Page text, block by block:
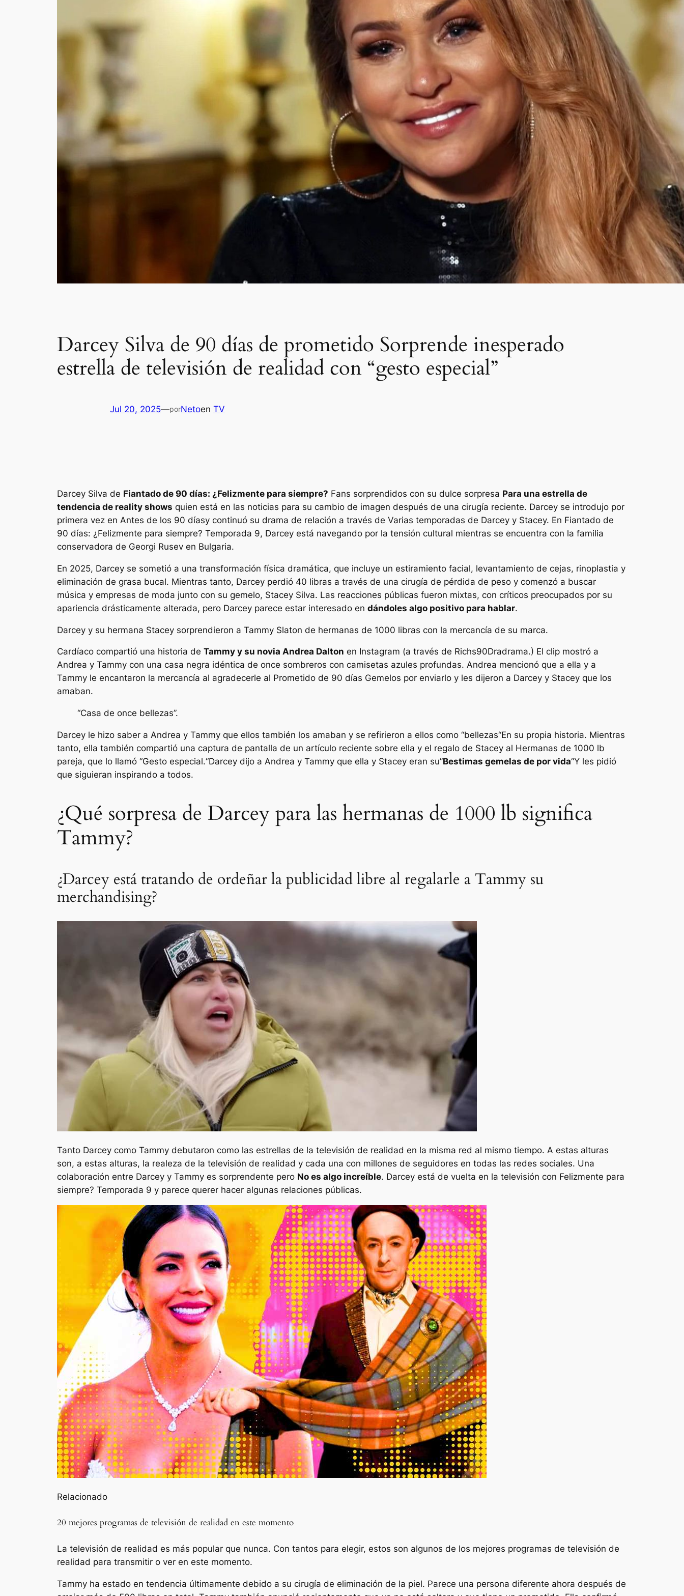
Darcey Silva de 90 días de prometido Sorprende inesperado
estrella de televisión de realidad con “gesto especial”
Jul 20, 2025—porNetoen TV
Darcey Silva de Fiantado de 90 días: ¿Felizmente para siempre? Fans sorprendidos con su dulce sorpresa Para una estrella de
tendencia de reality shows quien está en las noticias para su cambio de imagen después de una cirugía reciente. Darcey se introdujo por
primera vez en Antes de los 90 díasy continuó su drama de relación a través de Varias temporadas de Darcey y Stacey. En Fiantado de
90 días: ¿Felizmente para siempre? Temporada 9, Darcey está navegando por la tensión cultural mientras se encuentra con la familia
conservadora de Georgi Rusev en Bulgaria.
En 2025, Darcey se sometió a una transformación física dramática, que incluye un estiramiento facial, levantamiento de cejas, rinoplastia y
eliminación de grasa bucal. Mientras tanto, Darcey perdió 40 libras a través de una cirugía de pérdida de peso y comenzó a buscar
música y empresas de moda junto con su gemelo, Stacey Silva. Las reacciones públicas fueron mixtas, con críticos preocupados por su
apariencia drásticamente alterada, pero Darcey parece estar interesado en dándoles algo positivo para hablar.
Darcey y su hermana Stacey sorprendieron a Tammy Slaton de hermanas de 1000 libras con la mercancía de su marca.
Cardíaco compartió una historia de Tammy y su novia Andrea Dalton en Instagram (a través de Richs90Dradrama.) El clip mostró a
Andrea y Tammy con una casa negra idéntica de once sombreros con camisetas azules profundas. Andrea mencionó que a ella y a
Tammy le encantaron la mercancía al agradecerle al Prometido de 90 días Gemelos por enviarlo y les dijeron a Darcey y Stacey que los
amaban.
“Casa de once bellezas”.
Darcey le hizo saber a Andrea y Tammy que ellos también los amaban y se refirieron a ellos como “bellezas“En su propia historia. Mientras
tanto, ella también compartió una captura de pantalla de un artículo reciente sobre ella y el regalo de Stacey al Hermanas de 1000 lb
pareja, que lo llamó “Gesto especial.“Darcey dijo a Andrea y Tammy que ella y Stacey eran su”Bestimas gemelas de por vida“Y les pidió
que siguieran inspirando a todos.
¿Qué sorpresa de Darcey para las hermanas de 1000 lb significa
Tammy?
¿Darcey está tratando de ordeñar la publicidad libre al regalarle a Tammy su
merchandising?
Tanto Darcey como Tammy debutaron como las estrellas de la televisión de realidad en la misma red al mismo tiempo. A estas alturas
son, a estas alturas, la realeza de la televisión de realidad y cada una con millones de seguidores en todas las redes sociales. Una
colaboración entre Darcey y Tammy es sorprendente pero No es algo increíble. Darcey está de vuelta en la televisión con Felizmente para
siempre? Temporada 9 y parece querer hacer algunas relaciones públicas.
Relacionado
20 mejores programas de televisión de realidad en este momento
La televisión de realidad es más popular que nunca. Con tantos para elegir, estos son algunos de los mejores programas de televisión de
realidad para transmitir o ver en este momento.
Tammy ha estado en tendencia últimamente debido a su cirugía de eliminación de la piel. Parece una persona diferente ahora después de